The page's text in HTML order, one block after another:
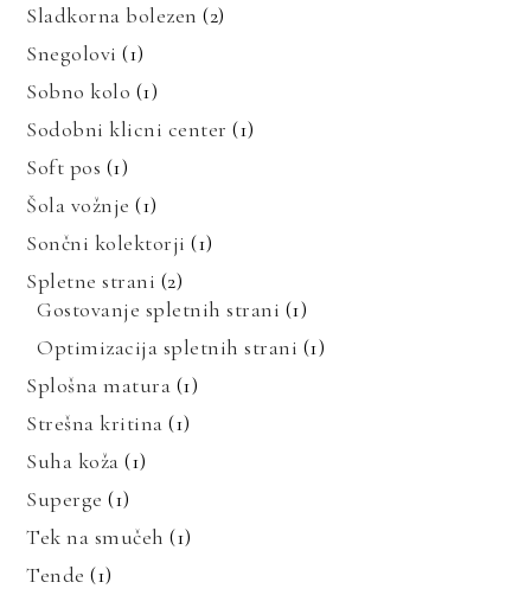
Sladkorna bolezen (2)
Snegolovi (1)
Sobno kolo (1)
Sodobni klicni center (1)
Soft pos (1)
Šola vožnje (1)
Sončni kolektorji (1)
Spletne strani (2)
Gostovanje spletnih strani (1)
Optimizacija spletnih strani (1)
Splošna matura (1)
Strešna kritina (1)
Suha koža (1)
Superge (1)
Tek na smučeh (1)
Tende (1)